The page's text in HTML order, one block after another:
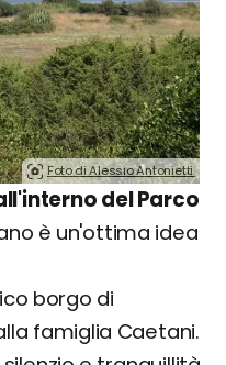
Foto di Alessio Antonietti.
del Parco
è un'ottima idea
borgo di
famiglia Caetani.